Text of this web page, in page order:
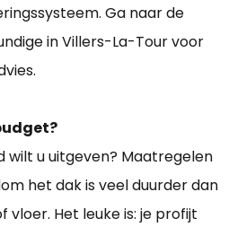
Ga naar de
in Villers-La-Tour voor
wilt u uitgeven? Maatregelen
het dak is veel duurder dan
vloer. Het leuke is: je profijt